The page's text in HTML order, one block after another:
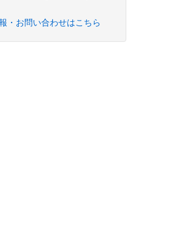
・お問い合わせはこちら